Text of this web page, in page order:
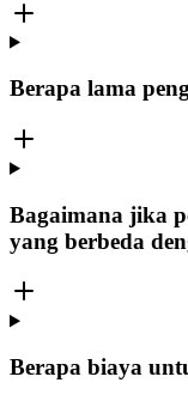
Berapa lama
Bagaimana jika
yang berbeda
Berapa biaya